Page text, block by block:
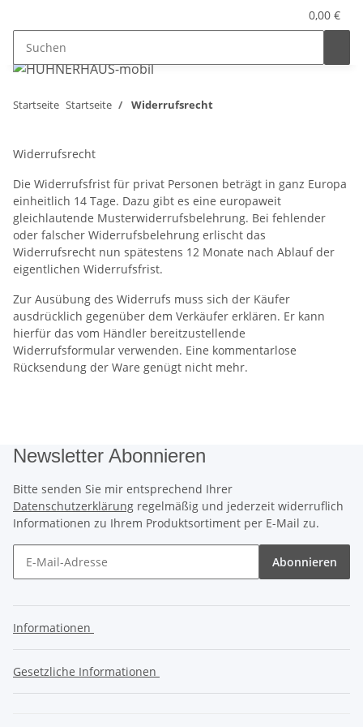
0,00 €
Startseite Startseite Widerrufsrecht
Widerrufsrecht
Die Widerrufsfrist für privat Personen beträgt in ganz Europa
einheitlich 14 Tage. Dazu gibt es eine europaweit
gleichlautende Musterwiderrufsbelehrung. Bei fehlender
oder falscher Widerrufsbelehrung erlischt das
Widerrufsrecht nun spätestens 12 Monate nach Ablauf der
eigentlichen Widerrufsfrist.
Zur Ausübung des Widerrufs muss sich der Käufer
ausdrücklich gegenüber dem Verkäufer erklären. Er kann
hierfür das vom Händler bereitzustellende
Widerrufsformular verwenden. Eine kommentarlose
Rücksendung der Ware genügt nicht mehr.
Newsletter Abonnieren
Bitte senden Sie mir entsprechend Ihrer
Datenschutzerklärung regelmäßig und jederzeit widerruflich
Informationen zu Ihrem Produktsortiment per E-Mail zu.
Abonnieren
Informationen
Gesetzliche Informationen